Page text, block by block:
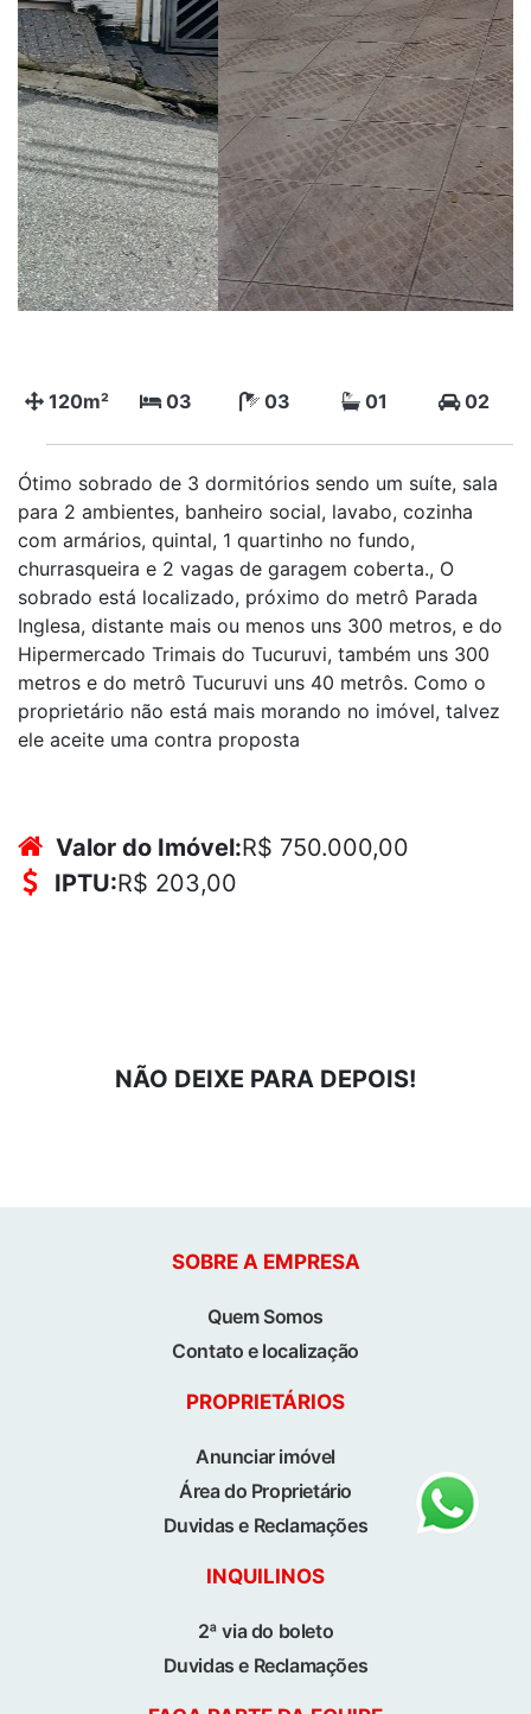
120m² 03 03 01 02
Ótimo sobrado de 3 dormitórios sendo um suíte, sala
para 2 ambientes, banheiro social, lavabo, cozinha
com armários, quintal, 1 quartinho no fundo,
churrasqueira e 2 vagas de garagem coberta., O
sobrado está localizado, próximo do metrô Parada
Inglesa, distante mais ou menos uns 300 metros, e do
Hipermercado Trimais do Tucuruvi, também uns 300
metros e do metrô Tucuruvi uns 40 metrôs. Como o
proprietário não está mais morando no imóvel, talvez
ele aceite uma contra proposta
Valor do Imóvel:R$ 750.000,00
IPTU:R$ 203,00
NÃO DEIXE PARA DEPOIS!
SOBRE A EMPRESA
Quem Somos
Contato e localização
PROPRIETÁRIOS
Anunciar imóvel
Área do Proprietário
Duvidas e Reclamações
INQUILINOS
2ª via do boleto
Duvidas e Reclamações